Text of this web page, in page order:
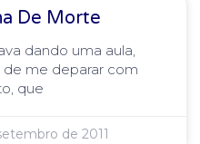
De Morte
dando uma aula,
me deparar com
que
de 2011